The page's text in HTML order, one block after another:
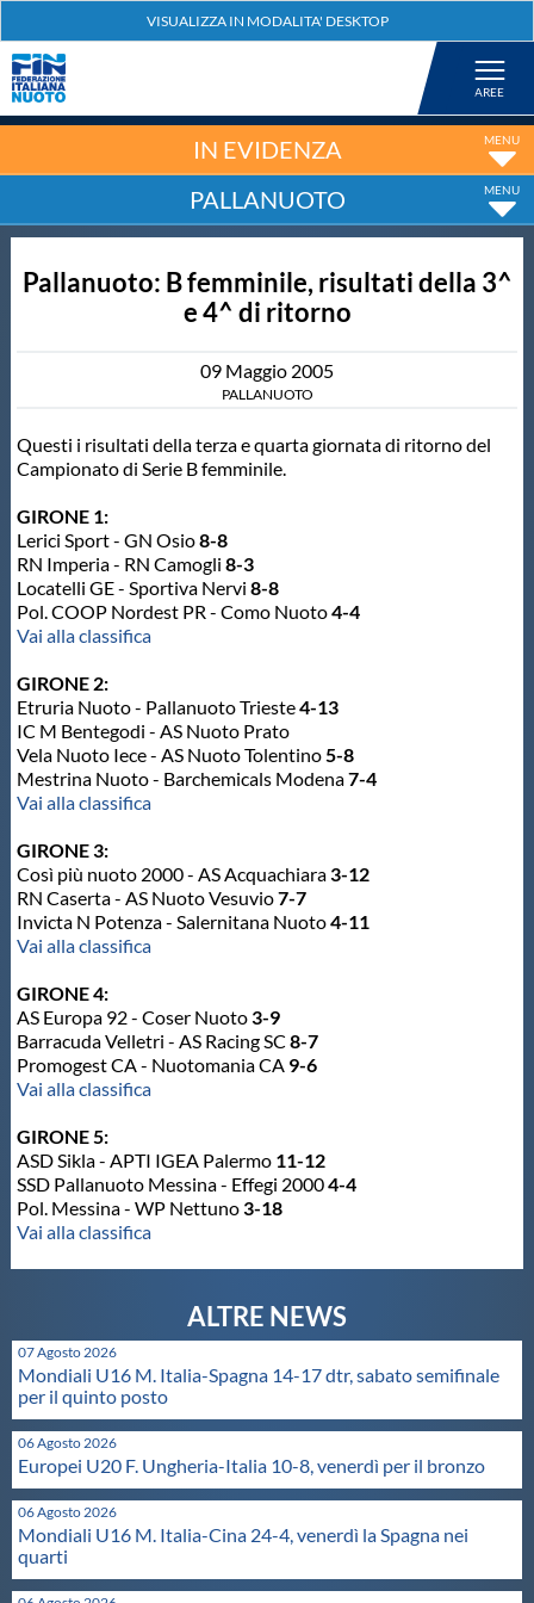
Nuoto
Tuffi
Salvamento
Master
Formazione
GUG
Scuole Nuoto
Propaganda
Centri Federali
Area Legislativa
Protezione Civile
Qualità
Sostenibilità
Cookie Policy
Archivio News
Flash News
IN EVIDENZA
PALLANUOTO
Pallanuoto: B femminile, risultati della 3^
e 4^ di ritorno
09 Maggio 2005
PALLANUOTO
Questi i risultati della terza e quarta giornata di ritorno del
Campionato di Serie B femminile.
GIRONE 1:
Lerici Sport - GN Osio8-8
RN Imperia - RN Camogli 8-3
Locatelli GE - Sportiva Nervi 8-8
Pol. COOP Nordest PR - Como Nuoto4-4
Vai alla classifica
GIRONE 2:
Etruria Nuoto - Pallanuoto Trieste4-13
IC M Bentegodi - AS Nuoto Prato
Vela Nuoto Iece - AS Nuoto Tolentino5-8
Mestrina Nuoto - Barchemicals Modena7-4
Vai alla classifica
GIRONE 3:
Così più nuoto 2000 - AS Acquachiara3-12
RN Caserta - AS Nuoto Vesuvio7-7
Invicta N Potenza - Salernitana Nuoto4-11
Vai alla classifica
GIRONE 4:
AS Europa 92 - Coser Nuoto3-9
Barracuda Velletri - AS Racing SC 8-7
Promogest CA - Nuotomania CA 9-6
Vai alla classifica
GIRONE 5:
ASD Sikla - APTI IGEA Palermo 11-12
SSD Pallanuoto Messina - Effegi 20004-4
Pol. Messina - WP Nettuno3-18
Vai alla classifica
07 Agosto 2026
Mondiali U16 M. Italia-Spagna 14-17 dtr, sabato semifinale
per il quinto posto
06 Agosto 2026
Europei U20 F. Ungheria-Italia 10-8, venerdì per il bronzo
06 Agosto 2026
Mondiali U16 M. Italia-Cina 24-4, venerdì la Spagna nei
quarti